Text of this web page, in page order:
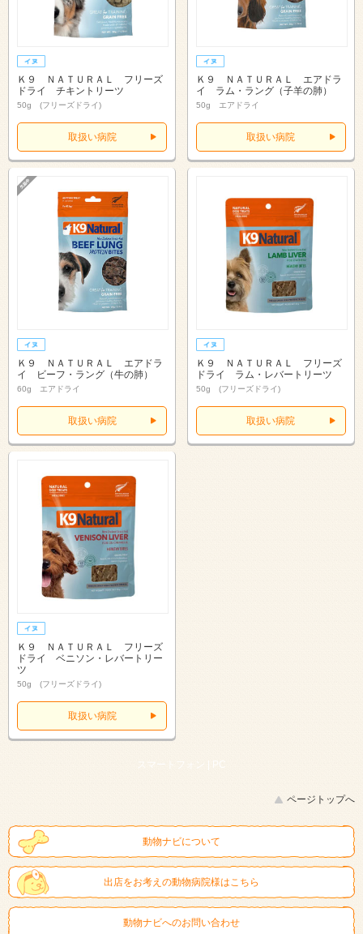
Ｋ９ ＮＡＴＵＲＡＬ フリーズ
ドライ チキントリーツ
50g (フリーズドライ)
取扱い病院
Ｋ９ ＮＡＴＵＲＡＬ エアドラ
イ ラム・ラング（子羊の肺）
50g エアドライ
取扱い病院
Ｋ９ ＮＡＴＵＲＡＬ エアドラ
イ ビーフ・ラング（牛の肺）
60g エアドライ
取扱い病院
Ｋ９ ＮＡＴＵＲＡＬ フリーズ
ドライ ラム・レバートリーツ
50g (フリーズドライ)
取扱い病院
Ｋ９ ＮＡＴＵＲＡＬ フリーズ
ドライ ベニソン・レバートリー
ツ
50g (フリーズドライ)
取扱い病院
スマートフォン | PC
ページトップへ
動物ナビについて
出店をお考えの動物病院様はこちら
動物ナビへのお問い合わせ